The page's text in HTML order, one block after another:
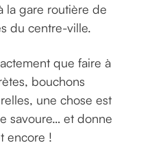
la gare routière de
du centre-ville.
que faire à
bouchons
une chose est
savoure… et donne
encore !